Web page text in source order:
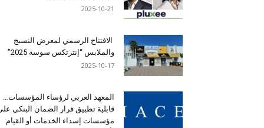
2025-10-21
الافتتاح الرسمي لمعرض النسيج
والملابس “إنترتكس سوسة 2025”
2025-10-17
المعهد العربي لرؤساء المؤسسات…
قابلية تطبيق قرار الضمان البنكي
مؤسسات إسداء الخدمات أو القيام